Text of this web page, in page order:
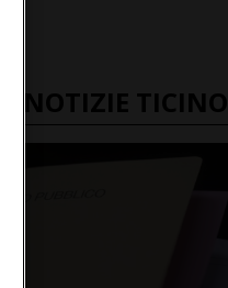
NOTIZIE TICINO